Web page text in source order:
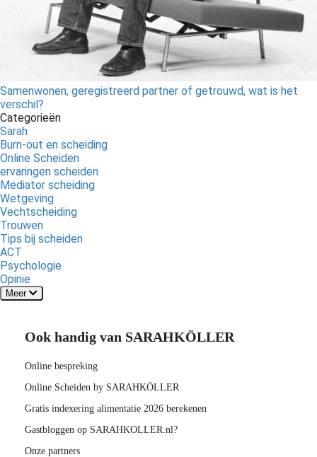
Samenwonen, geregistreerd partner of getrouwd, wat is het
verschil?
Categorieën
Sarah
Burn-out en scheiding
Online Scheiden
ervaringen scheiden
Mediator scheiding
Wetgeving
Vechtscheiding
Trouwen
Tips bij scheiden
ACT
Psychologie
Opinie
Meer
Ook handig van SARAHKÖLLER
Online bespreking
Online Scheiden by SARAHKÖLLER
Gratis indexering alimentatie 2026 berekenen
Gastbloggen op SARAHKOLLER.nl?
Onze partners